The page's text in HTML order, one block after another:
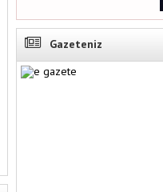
Gazeteniz